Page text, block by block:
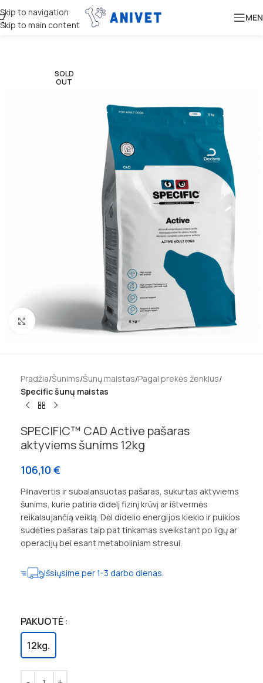
Skip to navigation
Skip to main content
SOLD
OUT
Padidinti
Pradžia Šunims Šunų maistas Pagal prekės ženklus
Specific šunų maistas
SPECIFIC™ CAD Active pašaras
aktyviems šunims 12kg
106,10 €
Pilnavertis ir subalansuotas pašaras, sukurtas aktyviems
šunims, kurie patiria didelį fizinį krūvį ar ištvermės
reikalaujančią veiklą. Dėl didelio energijos kiekio ir puikios
sudėties pašaras taip pat tinkamas sveikstant po ligų ar
operacijų bei esant metaboliniam stresui.
Išsiųsime per 1-3 darbo dienas.
PAKUOTĖ
12kg.